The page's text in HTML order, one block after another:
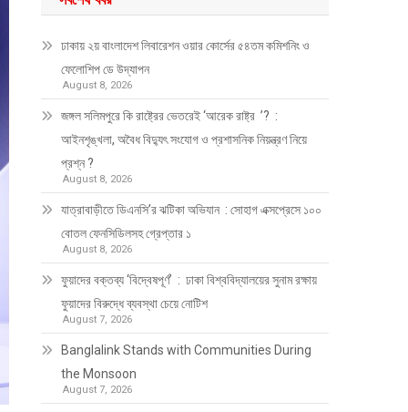
ঢাকায় ২য় বাংলাদেশ লিবারেশন ওয়ার কোর্সের ৫৪তম কমিশনিং ও
ফেলোশিপ ডে উদ্‌যাপন
August 8, 2026
জঙ্গল সলিমপুরে কি রাষ্ট্রের ভেতরেই ‘আরেক রাষ্ট্র ’? :
আইনশৃঙ্খলা, অবৈধ বিদ্যুৎ সংযোগ ও প্রশাসনিক নিয়ন্ত্রণ নিয়ে
প্রশ্ন ?
August 8, 2026
যাত্রাবাড়ীতে ডিএনসি’র ঝটিকা অভিযান : সোহাগ এক্সপ্রেসে ১০০
বোতল ফেনসিডিলসহ গ্রেপ্তার ১
August 8, 2026
ফুয়াদের বক্তব্য ‘বিদ্বেষপূর্ণ’ : ঢাকা বিশ্ববিদ্যালয়ের সুনাম রক্ষায়
ফুয়াদের বিরুদ্ধে ব্যবস্থা চেয়ে নোটিশ
August 7, 2026
Banglalink Stands with Communities During
the Monsoon
August 7, 2026